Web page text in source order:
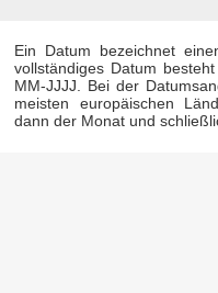
Ein Datum bezeichnet
vollständiges Datum
MM-JJJJ. Bei der
meisten europäischen
dann der Monat und